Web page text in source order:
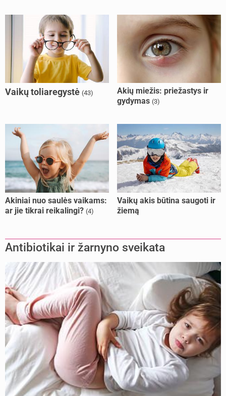
Vaikų toliaregystė (43)
Akių miežis: priežastys ir
gydymas (3)
Akiniai nuo saulės vaikams:
ar jie tikrai reikalingi? (4)
Vaikų akis būtina saugoti ir
žiemą
Antibiotikai ir žarnyno sveikata